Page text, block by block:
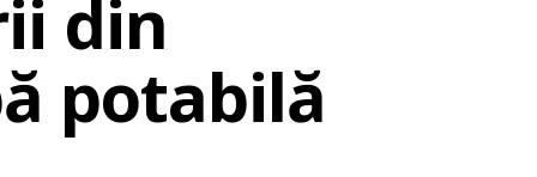
din
potabilă